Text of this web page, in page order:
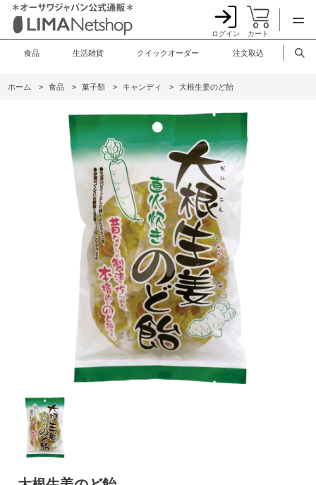
ログイン カート
食品 生活雑貨 クイックオーダー 注文取込
ホーム > 食品 > 菓子類 > キャンディ > 大根生姜のど飴